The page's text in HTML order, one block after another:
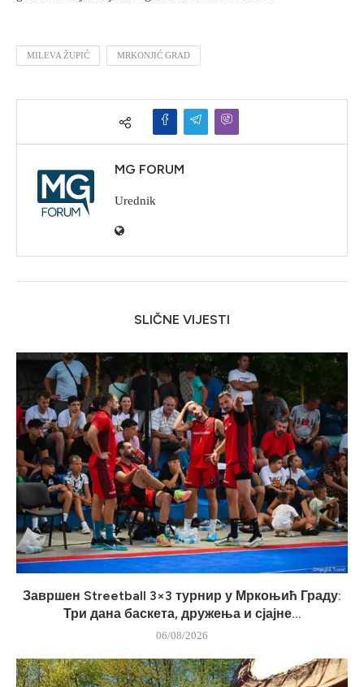
MILEVA ŽUPIĆ MRKONJIĆ GRAD
MG FORUM
Urednik
SLIČNE VIJESTI
Завршен Streetball 3×3 турнир у Мркоњић Граду:
Три дана баскета, дружења и сјајне...
06/08/2026